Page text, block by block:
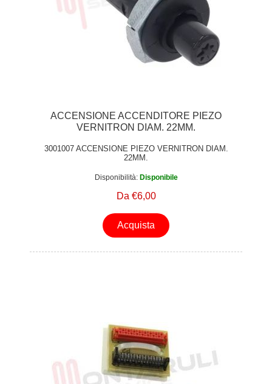
ACCENSIONE ACCENDITORE PIEZO
VERNITRON DIAM. 22MM.
3001007 ACCENSIONE PIEZO VERNITRON DIAM.
22MM.
Disponibilità: Disponibile
Da €6,00
Acquista